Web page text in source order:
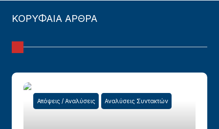
ΚΟΡΥΦΑΙΑ ΑΡΘΡΑ
Απόψεις / Αναλύσεις Αναλύσεις Συντακτών